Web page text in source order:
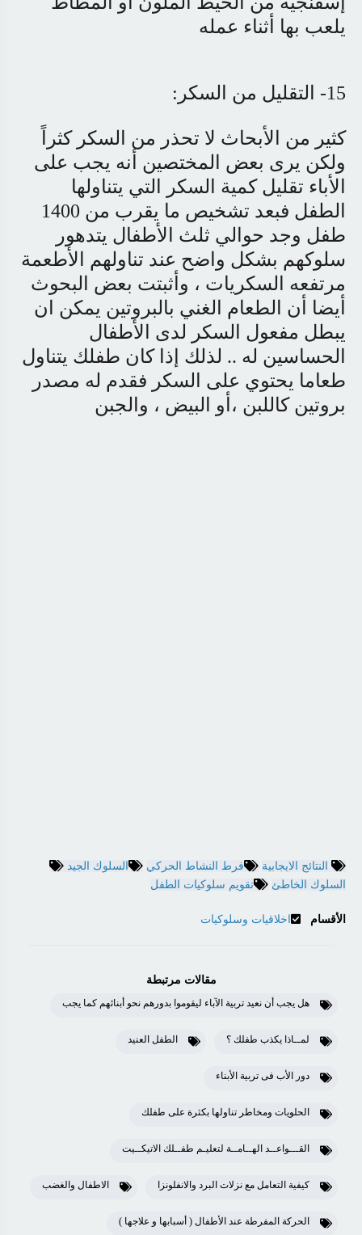
يلعب بها أثناء عمله
15- التقليل من السكر:
كثير من الأبحاث لا تحذر من السكر كثراً
ولكن يرى بعض المختصين أنه يجب على
الأباء تقليل كمية السكر التي يتناولها
الطفل فبعد تشخيص ما يقرب من 1400
طفل وجد حوالي ثلث الأطفال يتدهور
سلوكهم بشكل واضح عند تناولهم الأطعمة
مرتفعه السكريات ، وأثبتت بعض البحوث
أيضا أن الطعام الغني بالبروتين يمكن ان
يبطل مفعول السكر لدى الأطفال
الحساسين له .. لذلك إذا كان طفلك يتناول
طعاما يحتوي على السكر فقدم له مصدر
بروتين كاللبن ،أو البيض ، والجبن
النتائج الايجابية فرط النشاط الحركي
السلوك الجيد
السلوك الخاطئ
تقويم سلوكيات الطفل
الأقسام اخلاقيات وسلوكيات
مقالات مرتبطة
هل يجب أن نعيد تربية الآباء ليقوموا بدورهم نحو أبنائهم كما يجب
لمــاذا يكذب طفلك ؟ الطفل العنيد
دور الأب فى تربية الأبناء
الحلويات ومخاطر تناولها بكثرة على طفلك
القـــواعــد الهــامــة لتعليـم طفــلك الاتيكــيت
كيفية التعامل مع نزلات البرد والانفلونزا الاطفال والغضب
الحركة المفرطة عند الأطفال ( أسبابها و علاجها )